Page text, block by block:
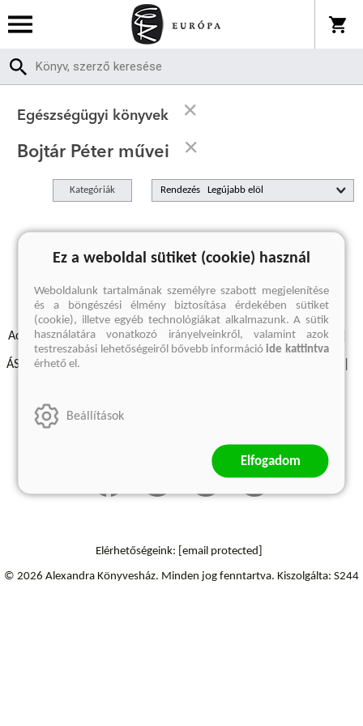
Egészségügyi könyvek
Bojtár Péter művei
Kategóriák Rendezés
A keresett kifejezésre nincs találat
Adatvédelmi szabályzatok Elállási felmondási nyilatkozat
ÁSZF - Vásárlási feltételek
Szállítási információk
Elérhetőségeink: [email protected]
© 2026 Alexandra Könyvesház. Minden jog fenntartva. Kiszolgálta: S244
Ez a weboldal sütiket (cookie) használ
Weboldalunk tartalmának személyre szabott megjelenítése
és a böngészési élmény biztosítása érdekében sütiket
(cookie), illetve egyéb technológiákat alkalmazunk. A sütik
használatára vonatkozó irányelveinkről, valamint azok
testreszabási lehetőségeiről bővebb információide kattintva
érhető el.
Beállítások
Elfogadom